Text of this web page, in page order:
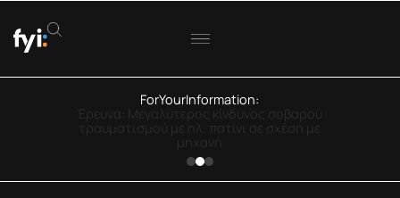
ForYourInformation: